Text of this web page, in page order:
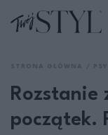
Rozstanie
początek.